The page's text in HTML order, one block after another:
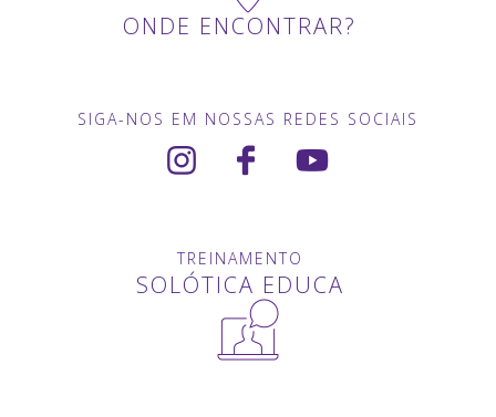
ONDE ENCONTRAR?
SIGA-NOS EM NOSSAS REDES SOCIAIS
TREINAMENTO
SOLÓTICA EDUCA